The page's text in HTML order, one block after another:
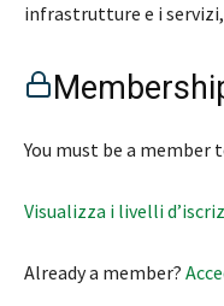
infrastrutture e i
You must be a member
Visualizza i livelli
Already a member?